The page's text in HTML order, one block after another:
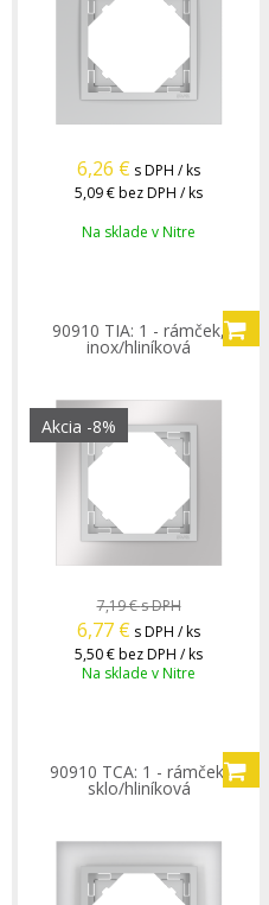
6,26 € s DPH / ks
5,09 €bez DPH / ks
Na sklade v Nitre
90910 TIA: 1 - rámček,
inox/hliníková
Akcia -8%
7,19 €s DPH
6,77 € s DPH / ks
5,50 €bez DPH / ks
Na sklade v Nitre
90910 TCA: 1 - rámček,
sklo/hliníková